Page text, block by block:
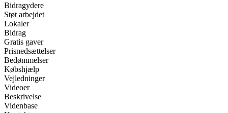
Bidragydere
Støt arbejdet
Lokaler
Bidrag
Gratis gaver
Prisnedsættelser
Bedømmelser
Købshjælp
Vejledninger
Videoer
Beskrivelse
Videnbase